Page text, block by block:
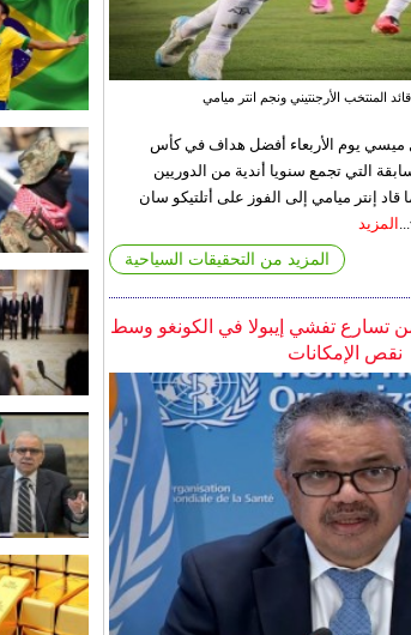
المنتخب الأرجنتيني ونجم انتر ميامي
ميسي يوم الأربعاء أفضل هداف في كأس
التي تجمع سنويا أندية من الدوريين
قاد إنتر ميامي إلى الفوز على أتلتيكو سان
المزيد
المزيد من التحقيقات السياحية
تسارع تفشي إيبولا في الكونغو وسط
نقص الإمكانات